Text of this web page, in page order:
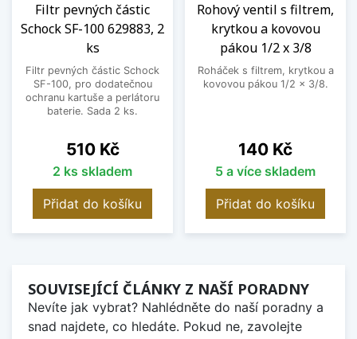
Filtr pevných částic
Schock SF-100 629883, 2
ks
Filtr pevných částic Schock
SF-100, pro dodatečnou
ochranu kartuše a perlátoru
baterie. Sada 2 ks.
Cena
510 Kč
2 ks skladem
Přidat do košíku
Rohový ventil s filtrem,
krytkou a kovovou
pákou 1/2 x 3/8
Roháček s filtrem, krytkou a
kovovou pákou 1/2 x 3/8.
Cena
140 Kč
5 a více skladem
Přidat do košíku
SOUVISEJÍCÍ ČLÁNKY Z NAŠÍ PORADNY
Nevíte jak vybrat? Nahlédněte do naší poradny a
snad najdete, co hledáte. Pokud ne, zavolejte